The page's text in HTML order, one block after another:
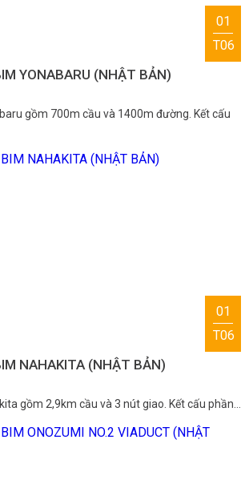
01
T06
YONABARU (NHẬT BẢN)
gồm 700m cầu và 1400m đường. Kết cấu
01
T06
NAHAKITA (NHẬT BẢN)
gồm 2,9km cầu và 3 nút giao. Kết cấu phần…